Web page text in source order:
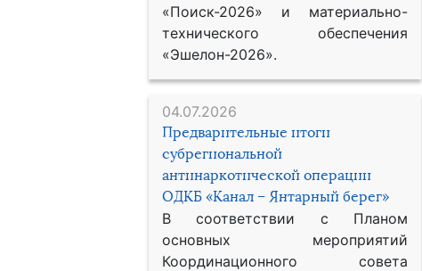
«Поиск-2026» и материально-
технического обеспечения
«Эшелон-2026».
04.07.2026
Предварительные итоги
субрегиональной
антинаркотической операции
ОДКБ «Канал – Янтарный берег»
В соответствии с Планом
основных мероприятий
Координационного совета